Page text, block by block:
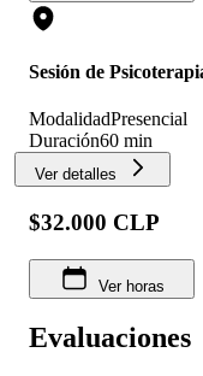
Sesión de
ModalidadPresencial
Duración60 min
Ver detalles
$32.000 CLP
Ver horas
Evaluaciones